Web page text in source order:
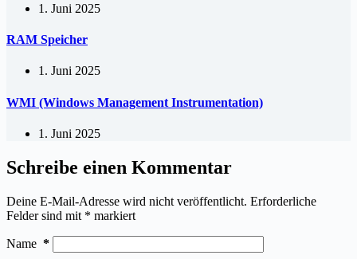
1. Juni 2025
RAM Speicher
1. Juni 2025
WMI (Windows Management Instrumentation)
1. Juni 2025
Schreibe einen Kommentar
Deine E-Mail-Adresse wird nicht veröffentlicht. Erforderliche
Felder sind mit * markiert
Name *